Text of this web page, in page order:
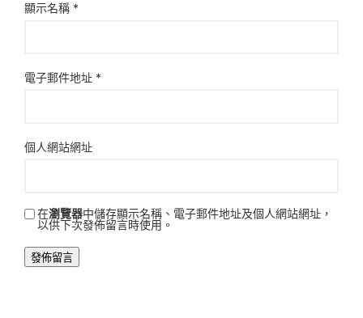
顯示名稱 *
電子郵件地址 *
個人網站網址
在瀏覽器中儲存顯示名稱、電子郵件地址及個人網站網址，
以供下次發佈留言時使用。